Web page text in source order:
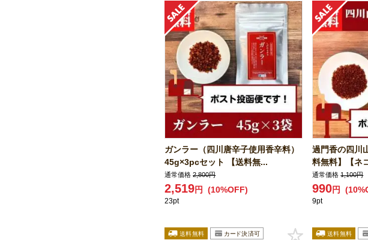
ガンラー（四川唐辛子使用香辛料）
45g×3pcセット 【送料無...
通常価格 2,800円
2,519円 (10%OFF)
23pt
過門香の四川
料無料】【
通常価格 1,100円
990円
9pt